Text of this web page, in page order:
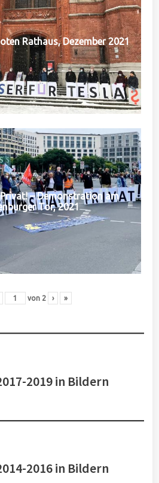
Rathaus, Dezember 2021
– Demonstration am
Tor, 2021
von 2 › »
2019 in Bildern
2016 in Bildern